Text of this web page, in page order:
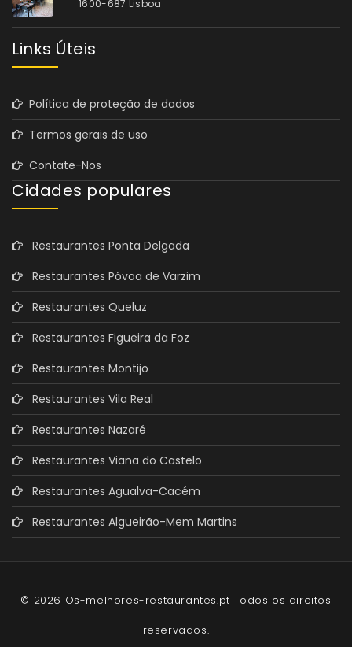
1600-687 Lisboa
Links Úteis
Política de proteção de dados
Termos gerais de uso
Contate-Nos
Cidades populares
Restaurantes Ponta Delgada
Restaurantes Póvoa de Varzim
Restaurantes Queluz
Restaurantes Figueira da Foz
Restaurantes Montijo
Restaurantes Vila Real
Restaurantes Nazaré
Restaurantes Viana do Castelo
Restaurantes Agualva-Cacém
Restaurantes Algueirão-Mem Martins
© 2026 Os-melhores-restaurantes.pt Todos os direitos
reservados.